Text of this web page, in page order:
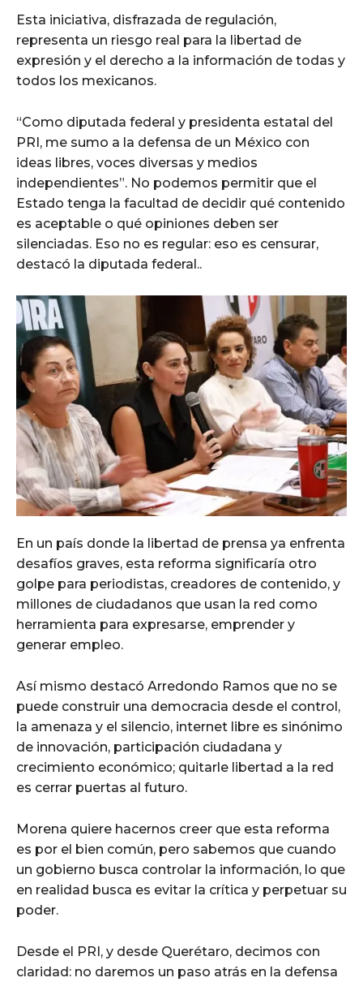
Esta iniciativa, disfrazada de regulación,
representa un riesgo real para la libertad de
expresión y el derecho a la información de todas y
todos los mexicanos.
“Como diputada federal y presidenta estatal del
PRI, me sumo a la defensa de un México con
ideas libres, voces diversas y medios
independientes”. No podemos permitir que el
Estado tenga la facultad de decidir qué contenido
es aceptable o qué opiniones deben ser
silenciadas. Eso no es regular: eso es censurar,
destacó la diputada federal..
En un país donde la libertad de prensa ya enfrenta
desafíos graves, esta reforma significaría otro
golpe para periodistas, creadores de contenido, y
millones de ciudadanos que usan la red como
herramienta para expresarse, emprender y
generar empleo.
Así mismo destacó Arredondo Ramos que no se
puede construir una democracia desde el control,
la amenaza y el silencio, internet libre es sinónimo
de innovación, participación ciudadana y
crecimiento económico; quitarle libertad a la red
es cerrar puertas al futuro.
Morena quiere hacernos creer que esta reforma
es por el bien común, pero sabemos que cuando
un gobierno busca controlar la información, lo que
en realidad busca es evitar la crítica y perpetuar su
poder.
Desde el PRI, y desde Querétaro, decimos con
claridad: no daremos un paso atrás en la defensa